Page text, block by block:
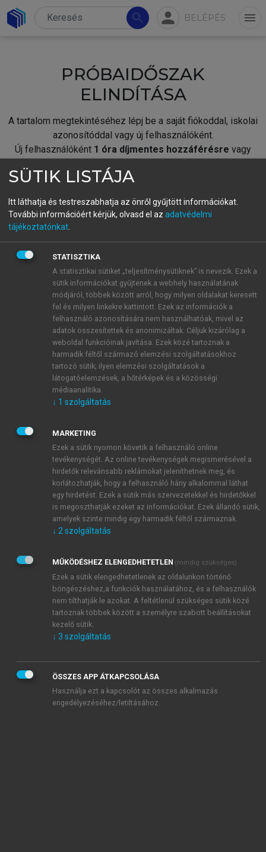
search person BELÉPÉS menu
PRÓBAIDŐSZAK
ELINDÍTÁSA
A tartalom megtekintéséhez lépj be a saját fiókoddal, iskolai
azonosítóddal vagy új felhasználóként.
Új felhasználóként 1 óra díjmentes hozzáférésre vagy
fiókoddal,vagy hozz létre új fiókot.
A regisztráció után apróbaidőszakautomatikusan
BELÉPÉS SAJÁT FIÓKKAL
ÚJ FIÓK LÉTREHOZÁSA
1 óra díjmentes hozzáférés
E-MAIL-CÍM
JELSZÓ
JELSZÓ ÚJRA
Kérek értesítést a MeRSZ újdonságairól, akcióiról.
Kérek értesítést az Akadémiai Kiadó Zrt. újdonságairól,
Adatkezelési tájékoztatóbanfoglaltakat tudomásul
veszem és elfogadom.
Általános vásárlási feltételeket, valamint a szotar.netés a
mersz.huoldalak licencszerződéseiben foglaltakat
tudomásul veszem és elfogadom.
KIPRÓBÁLOM
SÜTIK LISTÁJA
Itt láthatja és testreszabhatja az önről gyűjtött információkat.
További információért kérjük, olvasd el az adatvédelmi
tájékoztatónkat
STATISZTIKA
A statisztikai sütiket „teljesítménysütiknek” is nevezik. Ezek a
sütik információkat gyűjtenek a webhely használatának
módjáról, többek között arról, hogy milyen oldalakat keresett
fel és milyen linkekre kattintott. Ezek az információk a
felhasználó azonosítására nem használhatóak, mivel az
adatok összesítettek és anonimizáltak. Céljuk kizárólag a
weboldal funkcióinak javítása. Ezek közé tartoznak a
harmadik féltől származó elemzési szolgáltatásokhoz
tartozó sütik; ilyen elemzési szolgáltatások a
látogatóelemzések, a hőtérképek és a közösségi
médiaanalitika.
↓ 1 szolgáltatás
MARKETING
Ezek a sütik nyomon követik a felhasználó online
tevékenységét. Az online tevékenységek megismerésével a
hirdetők relevánsabb reklámokat jeleníthetnek meg, és
korlátozhatják, hogy a felhasználó hány alkalommal láthat
egy hirdetést. Ezek a sütik más szervezetekkel és hirdetőkkel
is megoszthatják ezeket az információkat. Ezek állandó sütik,
amelyek szinte mindig egy harmadik féltől származnak.
↓ 2 szolgáltatás
MŰKÖDÉSHEZ ELENGEDHETETLEN (mindig szükséges)
Ezek a sütik elengedhetetlenek az oldalunkon történő
böngészéshez,a funkciók használatához, és a felhasználók
nem tilthatják le azokat. A feltétlenül szükséges sütik közé
tartoznak többek között a személyre szabott beállításokat
kezelő sütik.
↓ 3 szolgáltatás
ÖSSZES APP ÁTKAPCSOLÁSA
Használja ezt a kapcsolót az összes alkalmazás
engedélyezéséhez/letiltásához.